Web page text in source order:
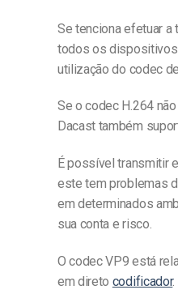
Se tenciona efetuar
todos os dispositivos
utilização do codec
Se o codec H.264
Dacast também
É possível transmitir
este tem problemas
em determinados
sua conta e risco.
O codec VP9 está
em direto codificador.